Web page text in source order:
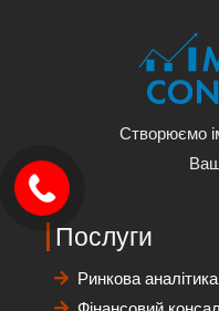
Створюємо
Послуги
Ринкова аналітика